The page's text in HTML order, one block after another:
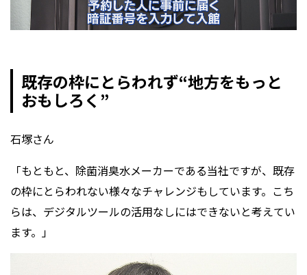
既存の枠にとらわれず“地方をもっと
おもしろく”
石塚さん
「もともと、除菌消臭水メーカーである当社ですが、既存
の枠にとらわれない様々なチャレンジもしています。こち
らは、デジタルツールの活用なしにはできないと考えてい
ます。」